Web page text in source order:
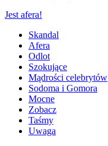
Jest afera!
Skandal
Afera
Odlot
Szokujące
Mądrości celebrytów
Sodoma i Gomora
Mocne
Zobacz
Taśmy
Uwaga